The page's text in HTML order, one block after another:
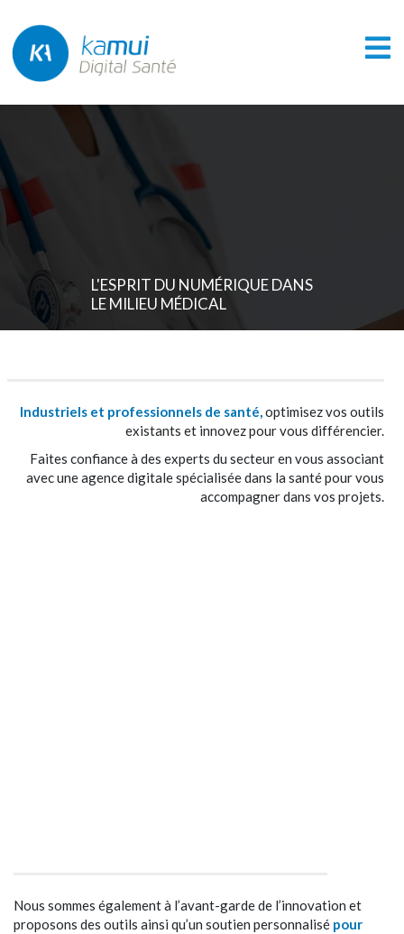
L'ESPRIT DU NUMÉRIQUE DANS
LE MILIEU MÉDICAL
Industriels et professionnels de santé,optimisez vos outils
existants et innovez pour vous différencier.
Faites confiance à des experts du secteur en vous associant
avec une agence digitale spécialisée dans la santé pour vous
accompagner dans vos projets.
Nous sommes également à l’avant-garde de l’innovation et
proposons des outils ainsi qu’un soutien personnalisé pour